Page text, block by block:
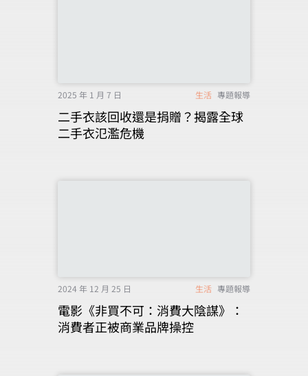
2025 年 1 月 7 日 生活 專題報導
二手衣該回收還是捐贈？揭露全球
二手衣氾濫危機
2024 年 12 月 25 日 生活 專題報導
電影《非買不可：消費大陰謀》：
消費者正被商業品牌操控